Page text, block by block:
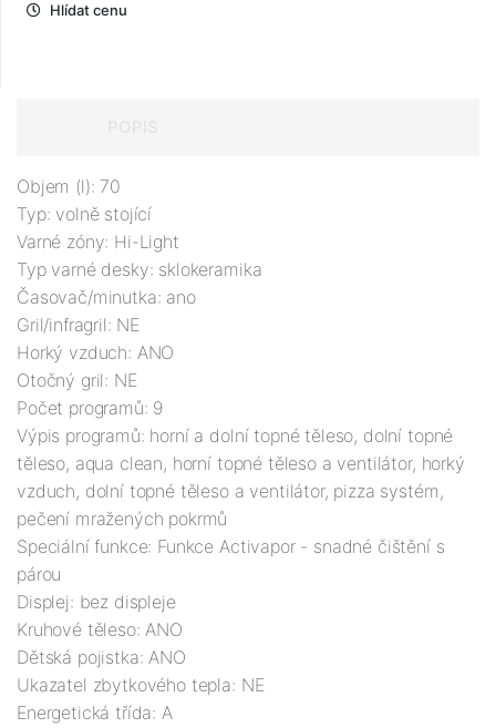
Hlídat cenu
Objem (l): 70
Typ: volně stojící
Varné zóny: Hi-Light
Typ varné desky: sklokeramika
Časovač/minutka: ano
Gril/infragril: NE
Horký vzduch: ANO
Otočný gril: NE
Počet programů: 9
Výpis programů: horní a dolní topné těleso, dolní topné
těleso, aqua clean, horní topné těleso a ventilátor, horký
vzduch, dolní topné těleso a ventilátor, pizza systém,
pečení mražených pokrmů
Speciální funkce: Funkce Activapor - snadné čištění s
párou
Displej: bez displeje
Kruhové těleso: ANO
Dětská pojistka: ANO
Ukazatel zbytkového tepla: NE
Energetická třída: A